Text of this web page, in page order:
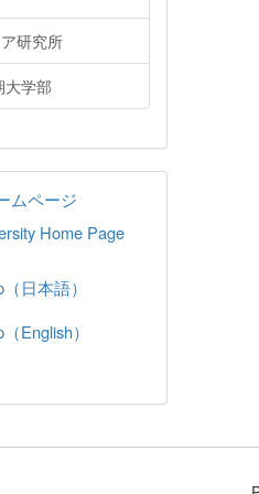
研究所
大学部
ムページ
Home Page
日本語）
English）